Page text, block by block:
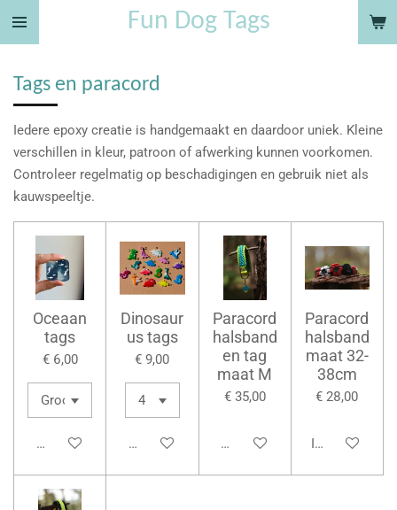
Ga
direct
hoofdinhoud
Fun Dog Tags
Tags en paracord
Iedere epoxy creatie is handgemaakt en daardoor uniek. Kleine
verschillen in kleur, patroon of afwerking kunnen voorkomen.
Controleer regelmatig op beschadigingen en gebruik niet als
kauwspeeltje.
Oceaan
tags
€ 6,00
Bekijk details
Dinosaur
us tags
€ 9,00
Bekijk details
Paracord
halsband
en tag
maat M
€ 35,00
Bekijk details
Paracord
halsband
maat 32-
38cm
€ 28,00
In